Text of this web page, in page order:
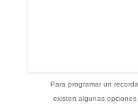
Para programar un
existen algunas